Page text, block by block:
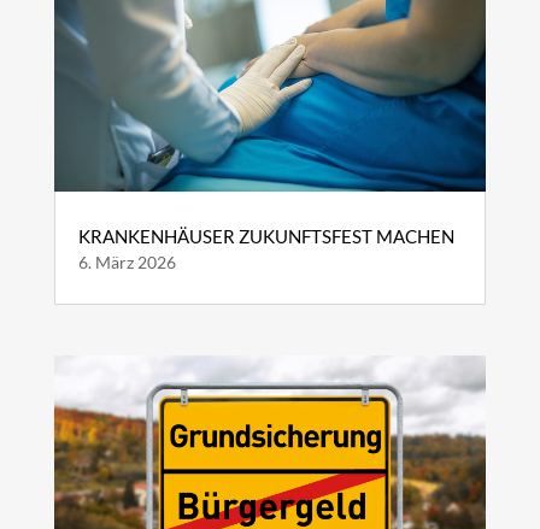
KRANKENHÄUSER ZUKUNFTSFEST MACHEN
6. März 2026